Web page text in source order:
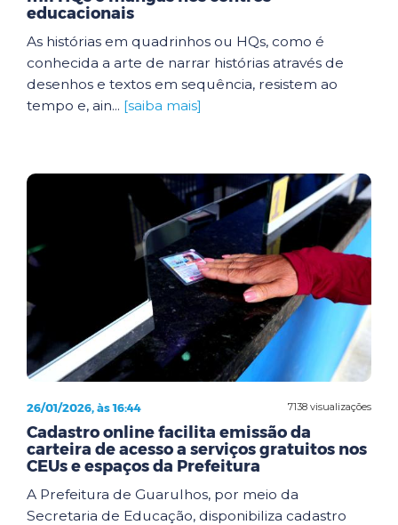
educacionais
As histórias em quadrinhos ou HQs, como é
conhecida a arte de narrar histórias através de
desenhos e textos em sequência, resistem ao
tempo e, ain... [saiba mais]
7138 visualizações
26/01/2026, às 16:44
Cadastro online facilita emissão da
carteira de acesso a serviços gratuitos nos
CEUs e espaços da Prefeitura
A Prefeitura de Guarulhos, por meio da
Secretaria de Educação, disponibiliza cadastro